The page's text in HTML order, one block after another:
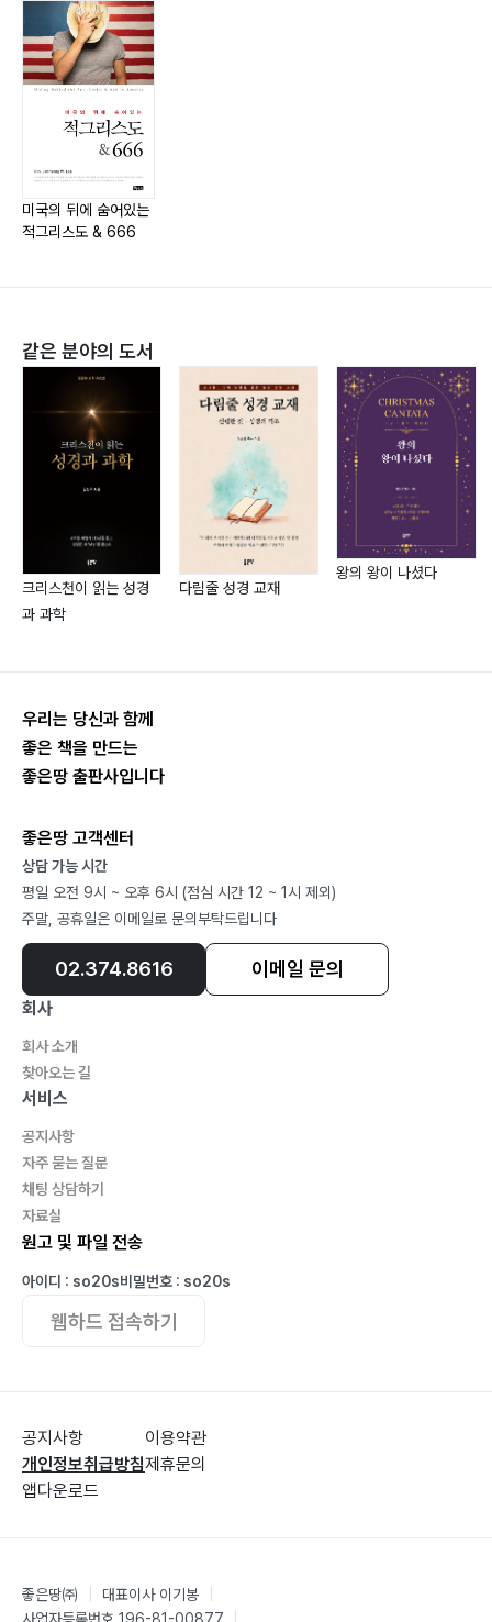
12. 하나님의 계명을 지키는 자
13. 하나님을 섬길 것인지 선택하라
CHAPTER 4 세계를 지배하는 숨어 있는 세력
1. 세계지배전략의 기원
2. ?유대의 현철들은 민족이 살아남기 위해 삼률 배반적
인 철학 사상을 세상에 심었다
3. 일루미나티(교황권)는 유대인의 현철회
7. 쌍두전략을 위한 미국과 소련
8. 세계지배전략 시기가 무르익었다고 오판
9. 슈퍼 파워가 등장하기 위한 수순
10. 동북아 순방길에 나선 미국
11. 미국의 달러화가 어떻게 무너졌는가?
12. 분권화에 의한 사회개혁
13. 세계지배전략을 위한 준비 완료
14. 글로벌 거버너스(G20)
CHAPTER 6 하나님의 참 교회
1. 여자로 상징된 참 교회
3. 1260년 동안의 종교 암흑시대
4. 땅이 하나님의 교회를 도움
5. 남은 자손
6. 예수의 증거를 가진 교회
CHAPTER 7 성전을 척량하라
2. 짐승과 전쟁을 함
3. 새로 등장한 무신론 세력
CHAPTER 8 일곱 나팔
1. 일곱 나팔
2. 요한계시록 9장
3. 이슬람 세력과 마지막 심판과의 관계
CHAPTER 9 누가 어린 양의 진노 앞에 능히 서리요
3. 하나님의 인
4. 십사만 사천
5. 십사만 사천의 특징
CHAPTER 10 음녀가 받을 심판
Pastor
ㆍ현, Light of the World Mission, USA : 세상의 빛 선
교회 이사,
ㆍ요한계시록, 다니엘 : 예언서 설교 목사
ㆍ현, 시카고, 빌립보교회 협동목사
ㆍ전, Marine View Presbyterian Church, Parish
associate pastor
미국의 뒤에 숨어있는
적그리스도 & 666
같은 분야의 도서
크리스천이 읽는 성경
과 과학
다림줄 성경 교재
왕의 왕이 나셨다
우리는 당신과 함께
좋은 책을 만드는
좋은땅 출판사입니다
좋은땅 고객센터
상담 가능 시간
평일 오전 9시 ~ 오후 6시 (점심 시간 12 ~ 1시 제외)
주말, 공휴일은 이메일로 문의부탁드립니다
02.374.8616 이메일 문의
회사
회사 소개
찾아오는 길
서비스
공지사항
자주 묻는 질문
채팅 상담하기
자료실
원고 및 파일 전송
아이디 : so20s비밀번호 : so20s
웹하드 접속하기
공지사항
개인정보취급방침
앱다운로드
이용약관
제휴문의
좋은땅㈜ 대표이사 이기봉